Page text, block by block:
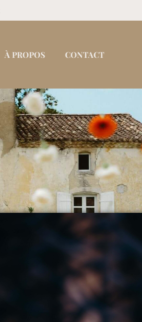
À PROPOS CONTACT